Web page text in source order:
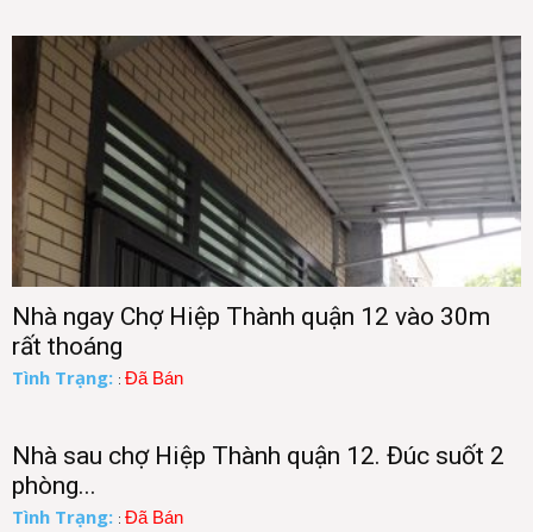
Nhà ngay Chợ Hiệp Thành quận 12 vào 30m
rất thoáng
Tình Trạng: : Đã Bán
Nhà sau chợ Hiệp Thành quận 12. Đúc suốt 2
phòng...
Tình Trạng: : Đã Bán